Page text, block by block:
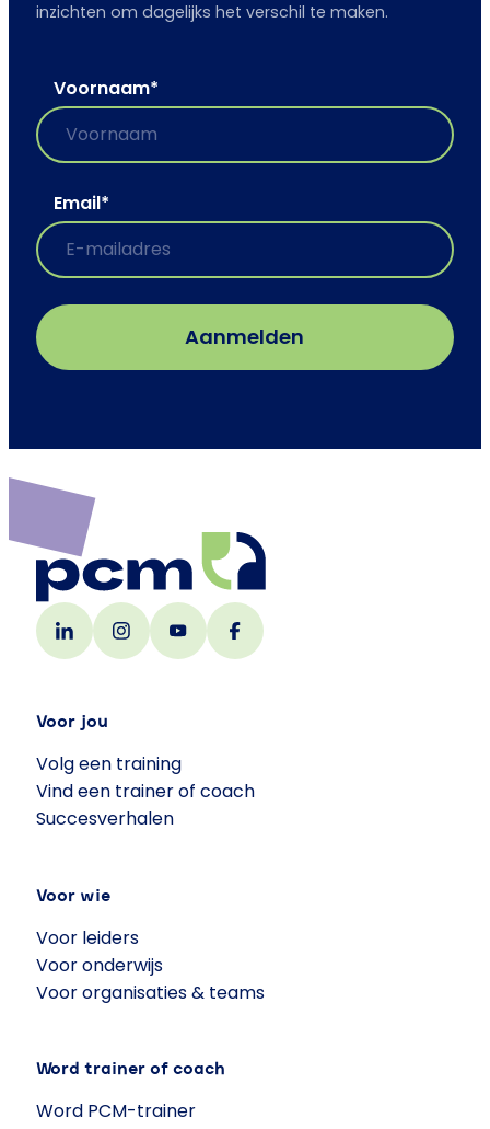
inzichten om dagelijks het verschil te maken.
Voornaam*
Email*
Voor jou
Volg een training
Vind een trainer of coach
Succesverhalen
Voor wie
Voor leiders
Voor onderwijs
Voor organisaties & teams
Word trainer of coach
Word PCM-trainer